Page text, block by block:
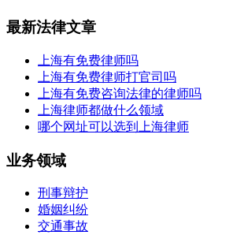
最新法律文章
上海有免费律师吗
上海有免费律师打官司吗
上海有免费咨询法律的律师吗
上海律师都做什么领域
哪个网址可以选到上海律师
业务领域
刑事辩护
婚姻纠纷
交通事故